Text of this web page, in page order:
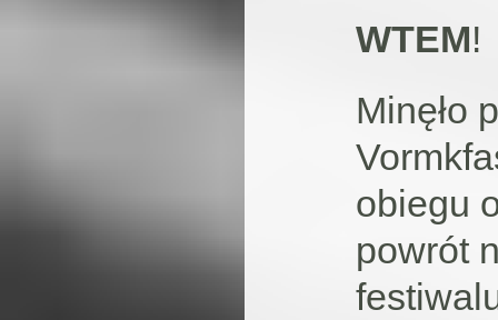
WTEM!
Minęło
obiegu
powrót